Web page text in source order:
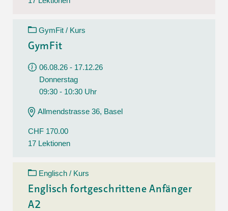
GymFit / Kurs
GymFit
06.08.26 - 17.12.26
Donnerstag
09:30 - 10:30 Uhr
Allmendstrasse 36, Basel
CHF 170.00
17 Lektionen
Englisch / Kurs
Englisch fortgeschrittene Anfänger
A2